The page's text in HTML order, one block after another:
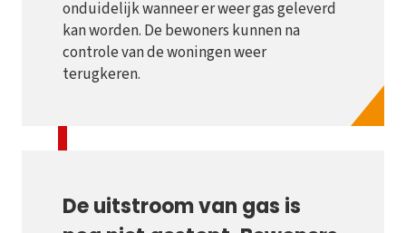
onduidelijk wanneer er weer gas geleverd
kan worden. De bewoners kunnen na
controle van de woningen weer
terugkeren.
De uitstroom van gas is